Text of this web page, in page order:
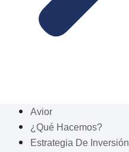
Avior
¿Qué Hacemos?
Estrategia De Inversión